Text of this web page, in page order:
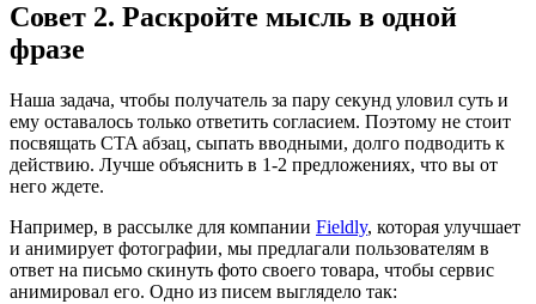
Совет 2. Раскройте мысль в одной
фразе
Наша задача, чтобы получатель за пару секунд уловил суть и
ему оставалось только ответить согласием. Поэтому не стоит
посвящать CTA абзац, сыпать вводными, долго подводить к
действию. Лучше объяснить в 1-2 предложениях, что вы от
него ждете.
Например, в рассылке для компании Fieldly, которая улучшает
и анимирует фотографии, мы предлагали пользователям в
ответ на письмо скинуть фото своего товара, чтобы сервис
анимировал его. Одно из писем выглядело так: